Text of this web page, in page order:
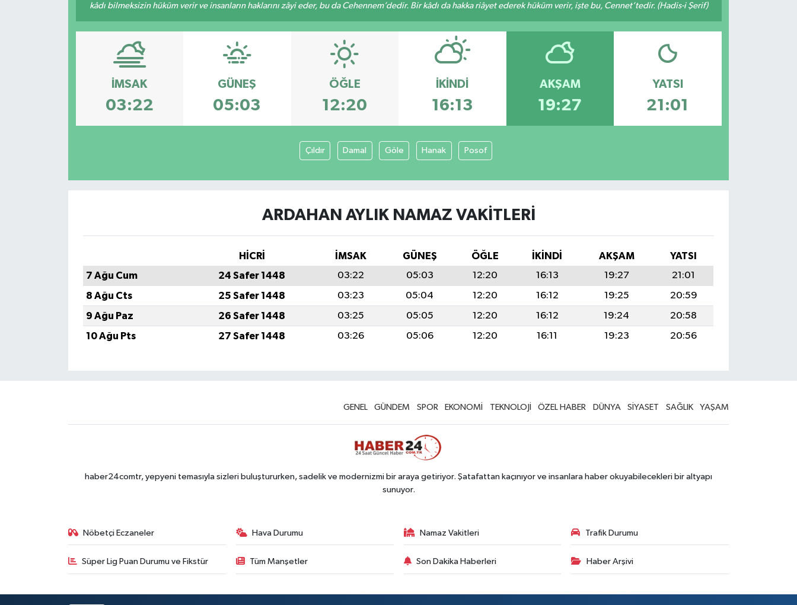
kâdı bilmeksizin hüküm verir ve insanların haklarını zâyi eder, bu da Cehennem’dedir. Bir kâdı da hakka riâyet ederek hüküm verir, işte bu, Cennet’tedir. (Hadis-i Şerif)
İMSAK
03:22
GÜNEŞ
05:03
ÖĞLE
12:20
İKINDI
16:13
AKŞAM
19:27
YATSI
21:01
Çıldır Damal Göle Hanak Posof
ARDAHAN AYLIK NAMAZ VAKITLERI
HİCRİ İMSAK GÜNEŞ ÖĞLE İKINDI AKŞAM
YATSI
7 Ağu Cum
24 Safer 1448 03:22 05:03 12:20 16:13 19:27
21:01
8 Ağu Cts
25 Safer 1448 03:23 05:04 12:20 16:12 19:25
20:59
9 Ağu Paz
26 Safer 1448 03:25 05:05 12:20 16:12 19:24
20:58
10 Ağu Pts
27 Safer 1448 03:26 05:06 12:20 16:11 19:23 20:56
GENEL GÜNDEM SPOR EKONOMİ TEKNOLOJİ ÖZEL HABER DÜNYA SİYASET SAĞLIK YAŞAM
haber24comtr, yepyeni temasıyla sizleri buluştururken, sadelik ve modernizmi bir araya getiriyor. Şatafattan kaçınıyor ve insanlara haber okuyabilecekleri bir altyapı
sunuyor.
Nöbetçi Eczaneler Hava Durumu Namaz Vakitleri Trafik Durumu
Süper Lig Puan Durumu ve Fikstür Tüm Manşetler Son Dakika Haberleri Haber Arşivi